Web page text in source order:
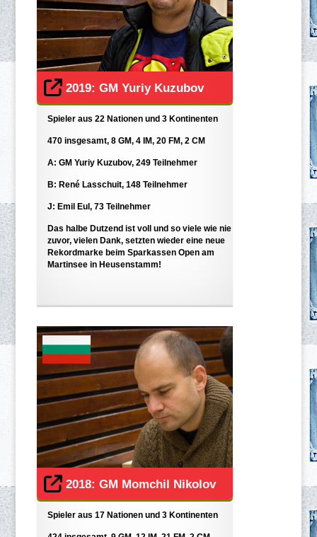
2019: GM Yuriy Kuzubov
Spieler aus 22 Nationen und 3 Kontinenten
470 insgesamt, 8 GM, 4 IM, 20 FM, 2 CM
A: GM Yuriy Kuzubov, 249 Teilnehmer
B: René Lasschuit, 148 Teilnehmer
J: Emil Eul, 73 Teilnehmer
Das halbe Dutzend ist voll und so viele wie nie
zuvor, vielen Dank, setzten wieder eine neue
Rekordmarke beim Sparkassen Open am
Martinsee in Heusenstamm!
2018: GM Momchil Nikolov
Spieler aus 17 Nationen und 3 Kontinenten